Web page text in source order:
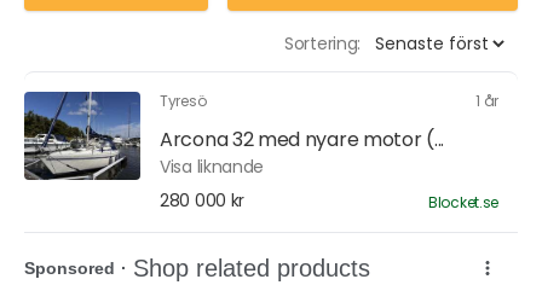
Sortering:
Tyresö 1 år
Arcona 32 med nyare motor (...
Visa liknande
280 000 kr
Blocket.se